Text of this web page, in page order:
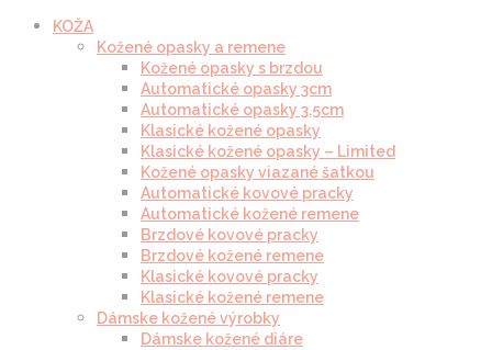
KOŽA
Kožené opasky a remene
Kožené opasky s brzdou
Automatické opasky 3cm
Automatické opasky 3.5cm
Klasické kožené opasky
Klasické kožené opasky – Limited
Kožené opasky viazané šatkou
Automatické kovové pracky
Automatické kožené remene
Brzdové kovové pracky
Brzdové kožené remene
Klasické kovové pracky
Klasické kožené remene
Dámske kožené výrobky
Dámske kožené diáre